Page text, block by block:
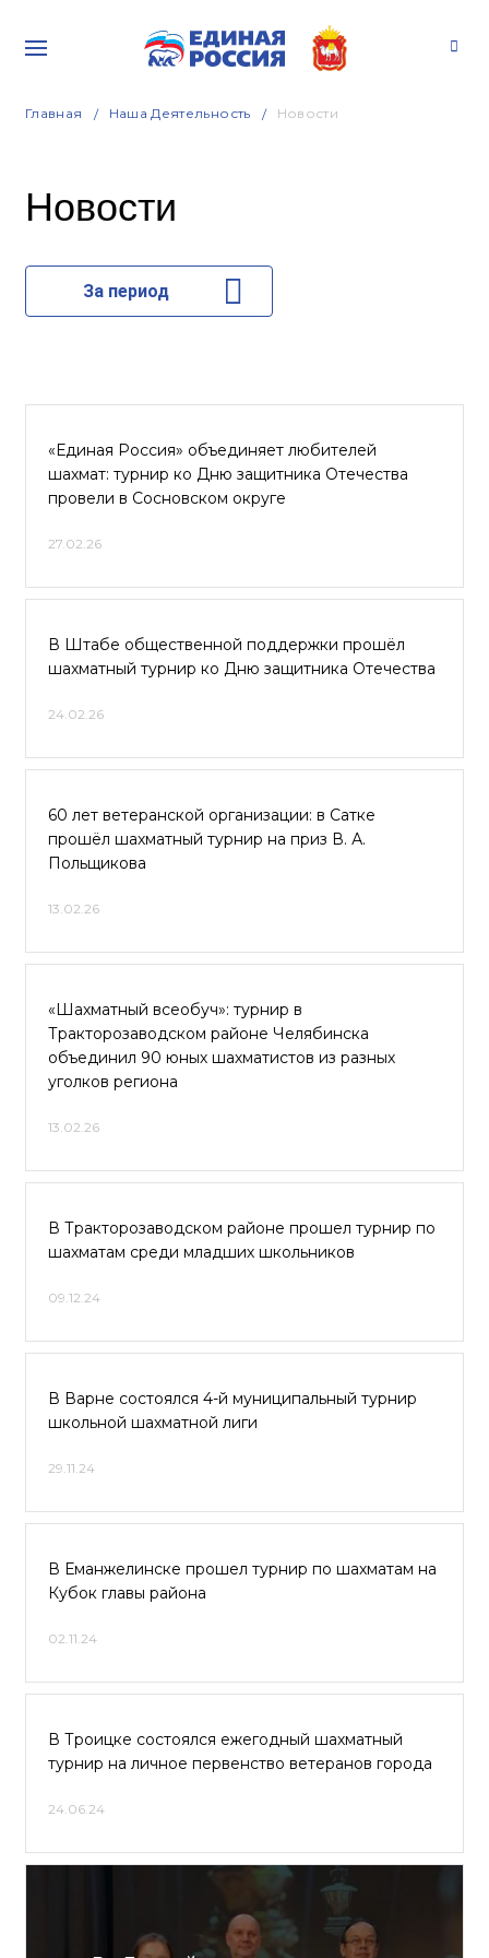
Главная Наша Деятельность Новости
Новости
За период
«Единая Россия» объединяет любителей
шахмат: турнир ко Дню защитника Отечества
провели в Сосновском округе
27.02.26
В Штабе общественной поддержки прошёл
шахматный турнир ко Дню защитника Отечества
24.02.26
60 лет ветеранской организации: в Сатке
прошёл шахматный турнир на приз В. А.
Польщикова
13.02.26
«Шахматный всеобуч»: турнир в
Тракторозаводском районе Челябинска
объединил 90 юных шахматистов из разных
уголков региона
13.02.26
В Тракторозаводском районе прошел турнир по
шахматам среди младших школьников
09.12.24
В Варне состоялся 4-й муниципальный турнир
школьной шахматной лиги
29.11.24
В Еманжелинске прошел турнир по шахматам на
Кубок главы района
02.11.24
В Троицке состоялся ежегодный шахматный
турнир на личное первенство ветеранов города
24.06.24